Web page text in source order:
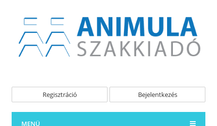
Regisztráció Bejelentkezés
MENÜ